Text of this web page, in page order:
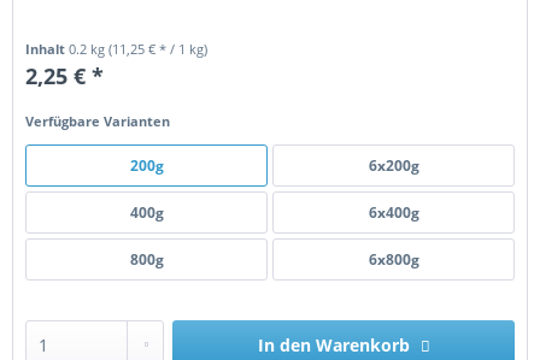
Inhalt0.2 kg(11,25 € * / 1 kg)
2,25 € *
Verfügbare Varianten
200g 6x200g
400g 6x400g
800g 6x800g
In den Warenkorb